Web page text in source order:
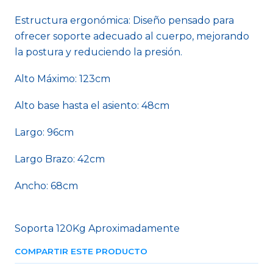
Estructura ergonómica: Diseño pensado para
ofrecer soporte adecuado al cuerpo, mejorando
la postura y reduciendo la presión.
Alto Máximo: 123cm
Alto base hasta el asiento: 48cm
Largo: 96cm
Largo Brazo: 42cm
Ancho: 68cm
Soporta 120Kg Aproximadamente
COMPARTIR ESTE PRODUCTO